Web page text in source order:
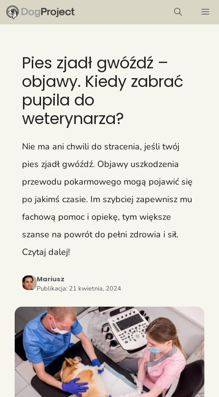
Przejdź
do
Pies zjadł gwóźdź –
objawy. Kiedy zabrać
pupila do
weterynarza?
Nie ma ani chwili do stracenia, jeśli twój
pies zjadł gwóźdź. Objawy uszkodzenia
przewodu pokarmowego mogą pojawić się
po jakimś czasie. Im szybciej zapewnisz mu
fachową pomoc i opiekę, tym większe
szanse na powrót do pełni zdrowia i sił.
Czytaj dalej!
Mariusz
Publikacja: 21 kwietnia, 2024